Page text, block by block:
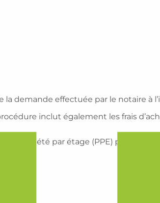
la demande effectuée par le notaire
inclut également les frais
propriété par étage (PPE) pour :